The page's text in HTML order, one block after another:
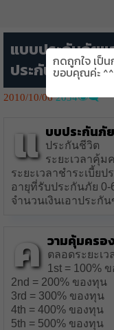
แบบประกันภัยแ
ประกันชีวิต
2010/10/062034👁️‍🗨️
แ บบประกันภั
ประกันชีวิต
ระยะเวลาคุ้ม
ระยะเวลาชำระเบี้ยป
อายุที่รับประกันภัย 0-
จำนวนเงินเอาประกั
ค วามคุ้มครอ
ตลอดระยะเ
1st = 100%
2nd = 200% ของทุน
3rd = 300% ของทุน
4th = 400% ของทุน
5th = 500% ของทุน
กดถูกใจ เป็น
ขอบคุณค่ะ ^^